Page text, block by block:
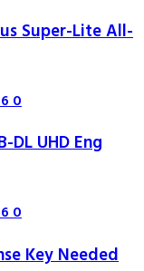
Super-Lite All-
0
DL UHD Eng
0
Key Needed